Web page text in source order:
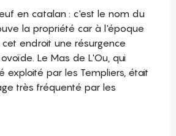
en catalan : c'est le nom du
la propriété car à l'époque
endroit une résurgence
Le Mas de L'Ou, qui
exploité par les Templiers, était
très fréquenté par les